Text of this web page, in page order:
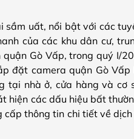
sầm uất, nổi bật với các
của các khu dân cư,
Gò Vấp, trong quý I/
đặt camera quận Gò
tại nhà ở, cửa hàng và cơ
hiện các dấu hiệu bất
cấp thông tin chi tiết về dịch